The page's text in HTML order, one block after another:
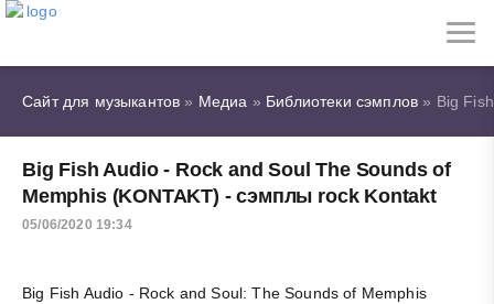
Сайт для музыкантов » Медиа » Библиотеки сэмплов » Big
Big Fish Audio - Rock and Soul The Sounds of
Memphis (KONTAKT) - сэмплы rock Kontakt
05/06/2020 19:34
Big Fish Audio - Rock and Soul: The Sounds of Memphis